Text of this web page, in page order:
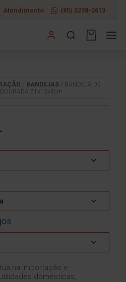
Atendimento (85) 3238-2613
BANDEJAS / BANDEJA DE
21x13x4cm
na importação e
domésticas,